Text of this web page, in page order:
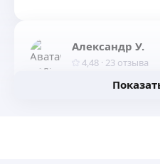
Александр У.
4,48 · 23 отзыва
Опыт работы около